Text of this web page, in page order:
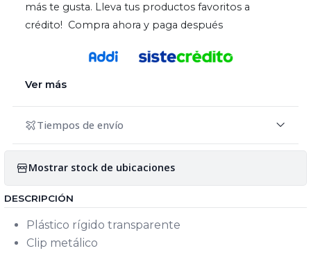
más te gusta. Lleva tus productos favoritos a
crédito! Compra ahora y paga después
Ver más
Tiempos de envío
Mostrar stock de ubicaciones
DESCRIPCIÓN
Plástico rígido transparente
Clip metálico